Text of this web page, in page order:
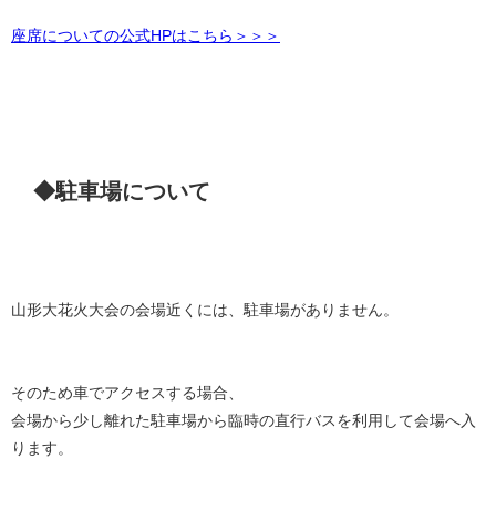
座席についての公式HPはこちら＞＞＞
◆駐車場について
山形大花火大会の会場近くには、駐車場がありません。
そのため車でアクセスする場合、
会場から少し離れた駐車場から臨時の直行バスを利用して会場へ入
ります。